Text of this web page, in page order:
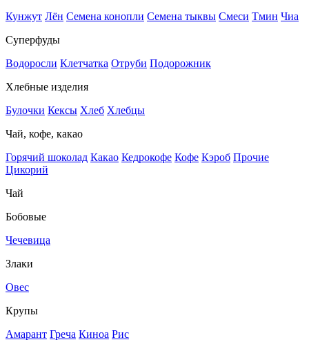
Кунжут Лён Семена конопли Семена тыквы Смеси Тмин Чиа
Суперфуды
Водоросли Клетчатка Отруби Подорожник
Хлебные изделия
Булочки Кексы Хлеб Хлебцы
Чай, кофе, какао
Горячий шоколад Какао Кедрокофе Кофе Кэроб Прочие
Цикорий
Чай
Бобовые
Чечевица
Злаки
Овес
Крупы
Амарант Греча Киноа Рис